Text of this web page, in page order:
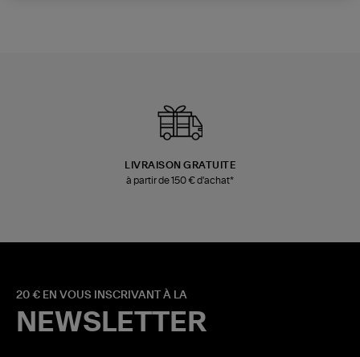
LIVRAISON GRATUITE
à partir de 150 € d'achat*
20 € EN VOUS INSCRIVANT À LA
NEWSLETTER